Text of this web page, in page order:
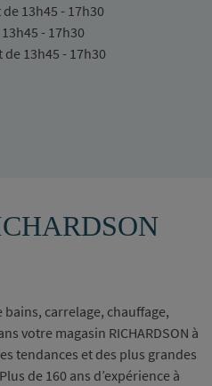
13h45 - 17h30
- 17h30
de 13h45 - 17h30
carrelage, chauffage,
votre magasin RICHARDSON à
tendances et des plus grandes
de 160 ans d’expérience à